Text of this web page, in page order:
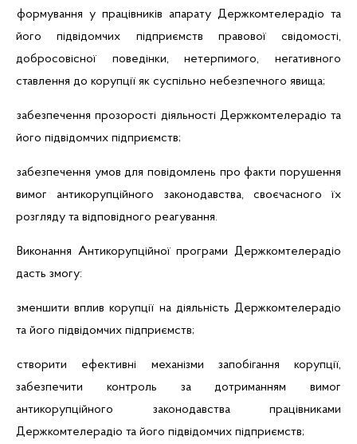
формування у працівників апарату Держкомтелерадіо та
його підвідомчих підприємств правової свідомості,
добросовісної поведінки, нетерпимого, негативного
ставлення до корупції як суспільно небезпечного явища;
забезпечення прозорості діяльності Держкомтелерадіо та
його підвідомчих підприємств;
забезпечення умов для повідомлень про факти порушення
вимог антикорупційного законодавства, своєчасного їх
розгляду та відповідного реагування.
Виконання Антикорупційної програми Держкомтелерадіо
дасть змогу:
зменшити вплив корупції на діяльність Держкомтелерадіо
та його підвідомчих підприємств;
створити ефективні механізми запобігання корупції,
забезпечити контроль за дотриманням вимог
антикорупційного законодавства працівниками
Держкомтелерадіо та його підвідомчих підприємств;